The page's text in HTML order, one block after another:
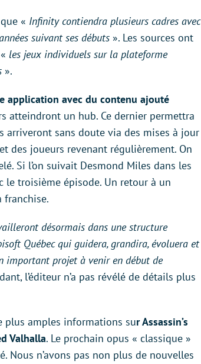
« Infinity contiendra plusieurs cadres avec
suivant ses débuts ». Les sources ont
les jeux individuels sur la plateforme
».
application avec du contenu ajouté
atteindront un hub. Ce dernier permettra
arriveront sans doute via des mises à jour
des joueurs revenant régulièrement. On
Si l’on suivait Desmond Miles dans les
le troisième épisode. Un retour à un
désormais dans une structure
Québec qui guidera, grandira, évoluera et
important projet à venir en début de
l’éditeur n’a pas révélé de détails plus
plus amples informations sur Assassin’s
Valhalla. Le prochain opus « classique »
Nous n’avons pas non plus de nouvelles